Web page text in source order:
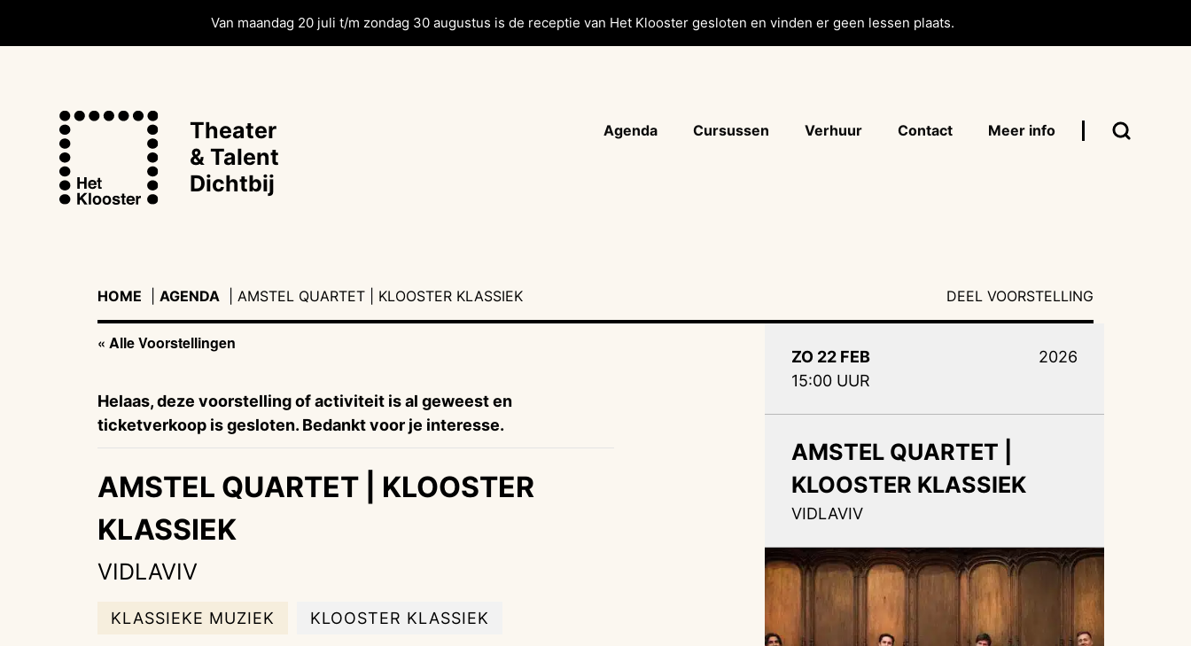
Van maandag 20 juli t/m zondag 30 augustus is de receptie van Het Klooster gesloten en vinden er geen lessen plaats.
Theater
& Talent
Dichtbij
Agenda Cursussen Verhuur Contact Meer info
HOME AGENDA
| AMSTEL QUARTET | KLOOSTER KLASSIEK DEEL VOORSTELLING
« Alle Voorstellingen
Helaas, deze voorstelling of activiteit is al geweest en
ticketverkoop is gesloten. Bedankt voor je interesse.
AMSTEL QUARTET | KLOOSTER
KLASSIEK
VIDLAVIV
KLASSIEKE MUZIEK KLOOSTER KLASSIEK
ZO 22 FEB
15:00 UUR
2026
AMSTEL QUARTET |
KLOOSTER KLASSIEK
VIDLAVIV